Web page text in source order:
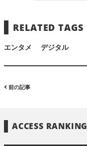
RELATED TAGS
エンタメ デジタル
前の記事
ACCESS RANKING